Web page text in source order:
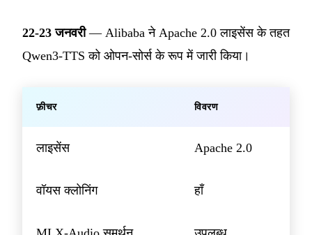
22-23 जनवरी— Alibaba ने Apache 2.0 लाइसेंस के तहत
Qwen3-TTS को ओपन-सोर्स के रूप में जारी किया।
फ़ीचर विवरण
लाइसेंस Apache 2.0
वॉयस क्लोनिंग हाँ